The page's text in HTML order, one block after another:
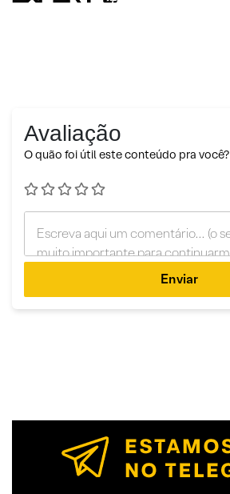
Avaliação
O quão foi útil este conteúdo pra você?
Enviar